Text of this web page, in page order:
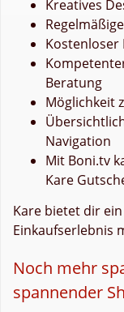
Kreatives
Kostenloser
Beratung
Möglichkeit
Navigation
Mit Boni.tv
Kare
Kare bietet dir
Einkaufserlebnis
Noch mehr
spannender